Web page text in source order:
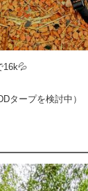
16k💦
タープを検討中）